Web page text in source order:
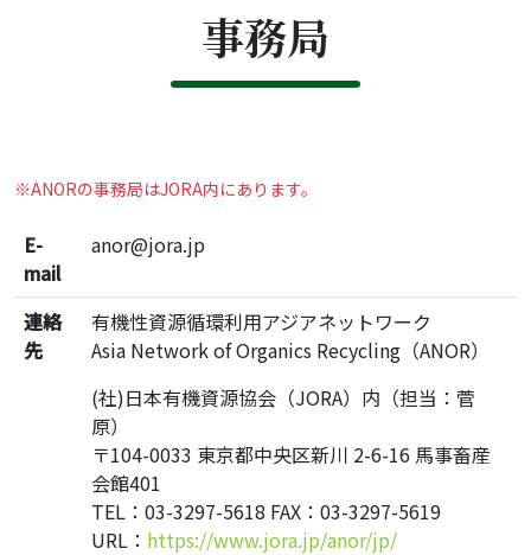
事務局
※ANORの事務局はJORA内にあります。
E-
mail
anor@jora.jp
連絡
先
有機性資源循環利用アジアネットワーク
Asia Network of Organics Recycling（ANOR）
(社)日本有機資源協会（JORA）内（担当：菅
原）
〒104-0033 東京都中央区新川 2-6-16 馬事畜産
会館401
TEL：03-3297-5618 FAX：03-3297-5619
URL： https://www.jora.jp/anor/jp/